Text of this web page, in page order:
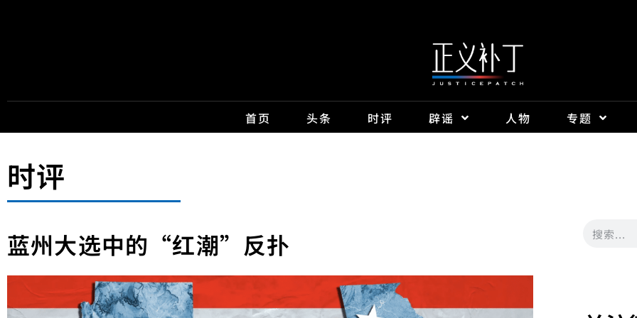
首页 头条 时评 辟谣 人物 专题
时评
蓝州大选中的“红潮”反扑